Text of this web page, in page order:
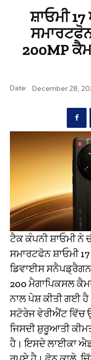
ਸ਼ਾਓਮੀ
200MP
Date: December 28,
ਟੈਕ ਕੰਪਨੀ ਸ਼ਾਓਮੀ ਨੇ
ਸਮਾਰਟਫੋਨ ਸ਼ਾਓਮੀ
ਡਿਵਾਈਸ
200 ਮੈਗਾਪਿਕਸਲ
ਨਾਲ ਪੇਸ਼ ਕੀਤੀ ਗਈ
ਸਟੋਰੇਜ ਵੇਰੀਐਂਟ
ਜਿਸਦੀ ਸ਼ੁਰੂਆਤੀ
ਹੈ। ਇਸਦੇ ਲਾਈਕਾ